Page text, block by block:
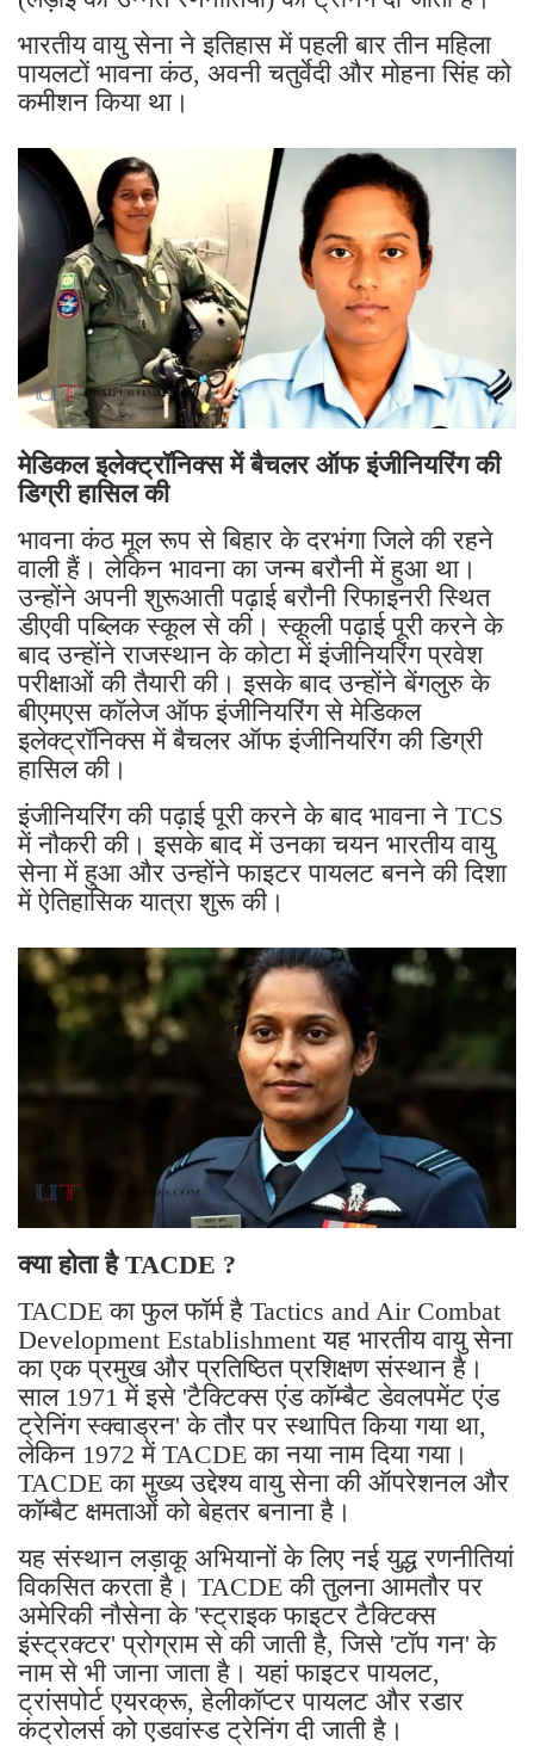
भारतीय वायु सेना ने इतिहास में पहली बार तीन महिला
पायलटों भावना कंठ, अवनी चतुर्वेदी और मोहना सिंह को
कमीशन किया था।
मेडिकल इलेक्ट्रॉनिक्स में बैचलर ऑफ इंजीनियरिंग की
डिग्री हासिल की
भावना कंठ मूल रूप से बिहार के दरभंगा जिले की रहने
वाली हैं। लेकिन भावना का जन्म बरौनी में हुआ था।
उन्होंने अपनी शुरूआती पढ़ाई बरौनी रिफाइनरी स्थित
डीएवी पब्लिक स्कूल से की। स्कूली पढ़ाई पूरी करने के
बाद उन्होंने राजस्थान के कोटा में इंजीनियरिंग प्रवेश
परीक्षाओं की तैयारी की। इसके बाद उन्होंने बेंगलुरु के
बीएमएस कॉलेज ऑफ इंजीनियरिंग से मेडिकल
इलेक्ट्रॉनिक्स में बैचलर ऑफ इंजीनियरिंग की डिग्री
हासिल की।
इंजीनियरिंग की पढ़ाई पूरी करने के बाद भावना ने TCS
में नौकरी की। इसके बाद में उनका चयन भारतीय वायु
सेना में हुआ और उन्होंने फाइटर पायलट बनने की दिशा
में ऐतिहासिक यात्रा शुरू की।
क्या होता है TACDE ?
TACDE का फुल फॉर्म है Tactics and Air Combat
Development Establishment यह भारतीय वायु सेना
का एक प्रमुख और प्रतिष्ठित प्रशिक्षण संस्थान है।
साल 1971 में इसे 'टैक्टिक्स एंड कॉम्बैट डेवलपमेंट एंड
ट्रेनिंग स्क्वाड्रन' के तौर पर स्थापित किया गया था,
लेकिन 1972 में TACDE का नया नाम दिया गया।
TACDE का मुख्य उद्देश्य वायु सेना की ऑपरेशनल और
कॉम्बैट क्षमताओं को बेहतर बनाना है।
यह संस्थान लड़ाकू अभियानों के लिए नई युद्ध रणनीतियां
विकसित करता है। TACDE की तुलना आमतौर पर
अमेरिकी नौसेना के 'स्ट्राइक फाइटर टैक्टिक्स
इंस्ट्रक्टर' प्रोग्राम से की जाती है, जिसे 'टॉप गन' के
नाम से भी जाना जाता है। यहां फाइटर पायलट,
ट्रांसपोर्ट एयरक्रू, हेलीकॉप्टर पायलट और रडार
कंट्रोलर्स को एडवांस्ड ट्रेनिंग दी जाती है।